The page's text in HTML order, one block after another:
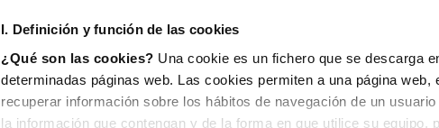
I. Definición y función de las cookies
¿Qué son las cookies? Una cookie es un fichero que se descarga
determinadas páginas web. Las cookies permiten a una página
recuperar información sobre los hábitos de navegación de un
la información que contengan y de la forma en que utilice su equipo,